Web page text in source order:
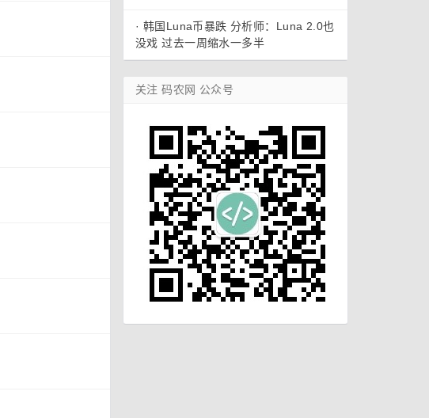
· 韩国Luna币暴跌 分析师：Luna 2.0也
没戏 过去一周缩水一多半
关注 码农网 公众号